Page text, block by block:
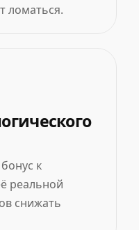
ломаться.
к
реальной
снижать